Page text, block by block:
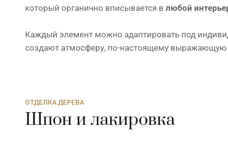
который органично вписывается в любой
Каждый элемент можно адаптировать под
создают атмосферу, по-настоящему выражающую
ОТДЕЛКА ДЕРЕВА
Шпон и лакировка